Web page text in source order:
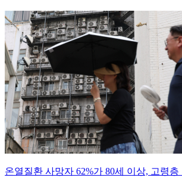
온열질환 사망자 62%가 80세 이상, 고령층